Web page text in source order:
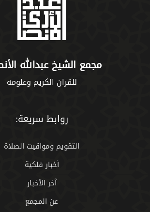
مجمع الشيخ عبدالله
للقران الكريم وعلومه
روابط سريعة:
التقويم ومواقيت الصلاة
أخبار فلكية
آخر الأخبار
عن المجمع